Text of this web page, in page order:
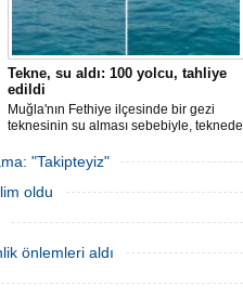
Tekne, su aldı: 100 yolcu, tahliye
edildi
Muğla'nın Fethiye ilçesinde bir gezi
teknesinin su alması sebebiyle, teknede
teknenin batmaması için bölgede
kurtarma çalışması başlatıldı.
"Takipteyiz"
oldu
önlemleri aldı